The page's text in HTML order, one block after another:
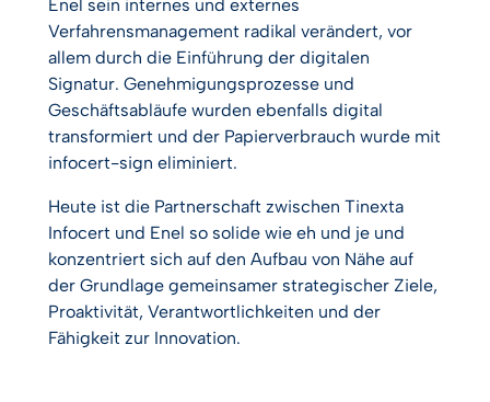
Enel sein internes und externes
Verfahrensmanagement radikal verändert, vor
allem durch die Einführung der digitalen
Signatur. Genehmigungsprozesse und
Geschäftsabläufe wurden ebenfalls digital
transformiert und der Papierverbrauch wurde mit
infocert-sign eliminiert.
Heute ist die Partnerschaft zwischen Tinexta
Infocert und Enel so solide wie eh und je und
konzentriert sich auf den Aufbau von Nähe auf
der Grundlage gemeinsamer strategischer Ziele,
Proaktivität, Verantwortlichkeiten und der
Fähigkeit zur Innovation.